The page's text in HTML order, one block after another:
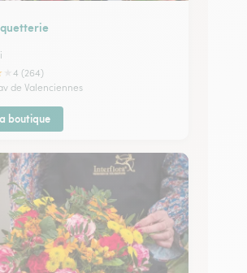
4 (264)
av de Valenciennes
boutique